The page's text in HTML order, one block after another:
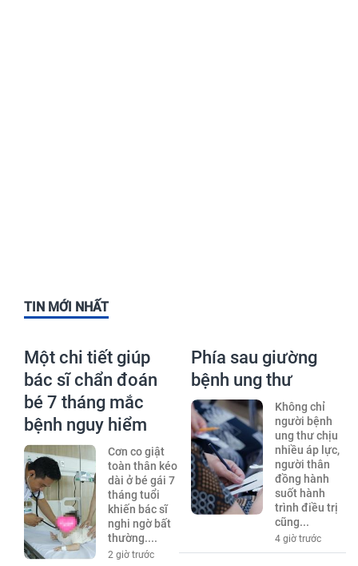
TIN MỚI NHẤT
Một chi tiết giúp
bác sĩ chẩn đoán
bé 7 tháng mắc
bệnh nguy hiểm
Cơn co giật
toàn thân kéo
dài ở bé gái 7
tháng tuổi
khiến bác sĩ
nghi ngờ bất
thường....
2 giờ trước
Phía sau giường
bệnh ung thư
Không chỉ
người bệnh
ung thư chịu
nhiều áp lực,
người thân
đồng hành
suốt hành
trình điều trị
cũng...
4 giờ trước